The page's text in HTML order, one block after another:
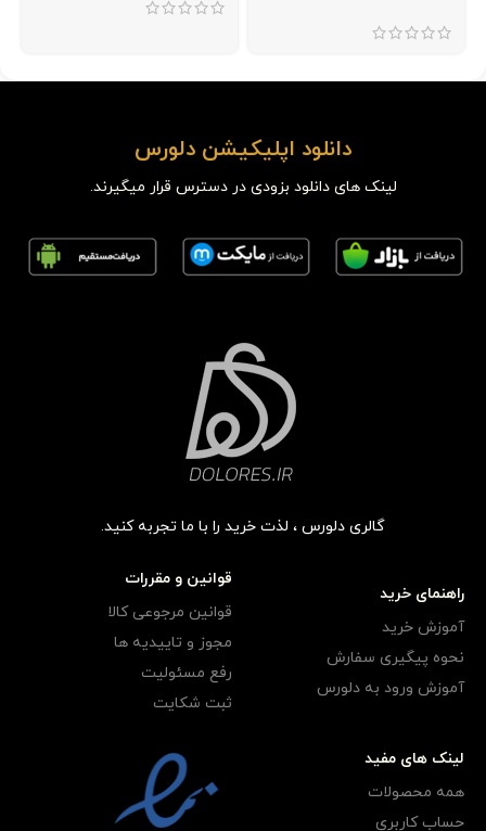
دانلود اپلیکیشن دلورس
لینک های دانلود بزودی در دسترس قرار میگیرند.
گالری دلورس ، لذت خرید را با ما تجربه کنید.
راهنمای خرید
آموزش خرید
نحوه پیگیری سفارش
آموزش ورود به دلورس
قوانین و مقررات
قوانین مرجوعی کالا
مجوز و تاییدیه ها
رفع مسئولیت
ثبت شکایت
لینک های مفید
همه محصولات
حساب کاربری